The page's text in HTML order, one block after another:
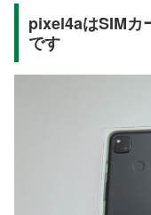
pixel4aはSIMカ
です